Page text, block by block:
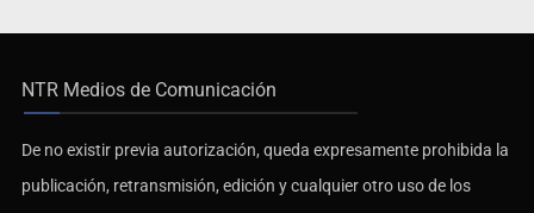
NTR Medios de Comunicación
De no existir previa autorización, queda expresamente prohibida la
publicación, retransmisión, edición y cualquier otro uso de los